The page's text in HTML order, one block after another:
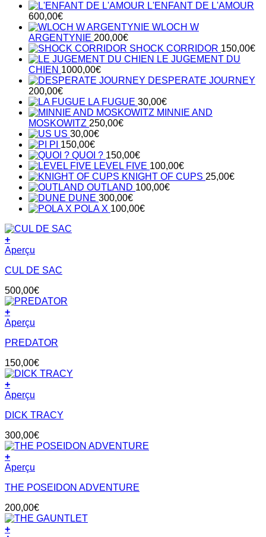
L'ENFANT DE L'AMOUR
600,00€
WLOCH W
ARGENTYNIE 200,00€
SHOCK CORRIDOR 150,00€
LE JUGEMENT DU
CHIEN 1000,00€
DESPERATE JOURNEY
200,00€
LA FUGUE 30,00€
MINNIE AND
MOSKOWITZ 250,00€
US 30,00€
PI 150,00€
QUOI ? 150,00€
LEVEL FIVE 100,00€
KNIGHT OF CUPS 25,00€
OUTLAND 100,00€
DUNE 300,00€
POLA X 100,00€
+
Aperçu
CUL DE SAC
500,00€
+
Aperçu
PREDATOR
150,00€
+
Aperçu
DICK TRACY
300,00€
+
Aperçu
THE POSEIDON ADVENTURE
200,00€
+